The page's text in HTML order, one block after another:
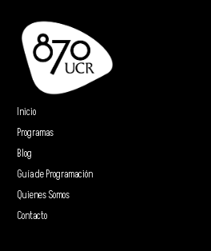
Inicio
Programas
Blog
Guía de Programación
Quienes Somos
Contacto